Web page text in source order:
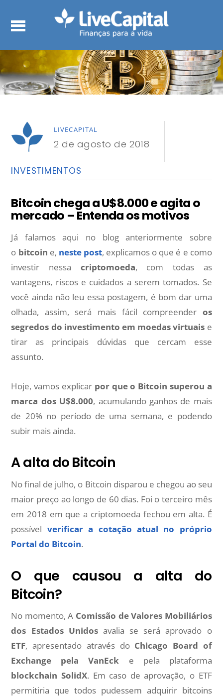
LIVECAPITAL
2 de agosto de 2018
INVESTIMENTOS
Bitcoin chega a U$8.000 e agita o
mercado – Entenda os motivos
Já falamos aqui no blog anteriormente sobre
o bitcoin e, neste post, explicamos o que é e como
investir nessa criptomoeda, com todas as
vantagens, riscos e cuidados a serem tomados. Se
você ainda não leu essa postagem, é bom dar uma
olhada, assim, será mais fácil compreender os
segredos do investimento em moedas virtuais e
tirar as principais dúvidas que cercam esse
assunto.
Hoje, vamos explicar por que o Bitcoin superou a
marca dos U$8.000, acumulando ganhos de mais
de 20% no período de uma semana, e podendo
subir mais ainda.
A alta do Bitcoin
No final de julho, o Bitcoin disparou e chegou ao seu
maior preço ao longo de 60 dias. Foi o terceiro mês
em 2018 em que a criptomoeda fechou em alta. É
possível verificar a cotação atual no próprio
Portal do Bitcoin.
O que causou a alta do
Bitcoin?
No momento, A Comissão de Valores Mobiliários
dos Estados Unidosavalia se será aprovado o
ETF, apresentado através do Chicago Board of
Exchange pela VanEck e pela plataforma
blockchain SolidX. Em caso de aprovação, o ETF
permitiria que todos pudessem adquirir bitcoins